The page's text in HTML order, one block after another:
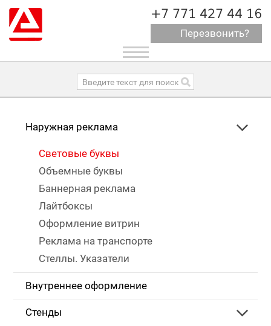
+7 771 427 44 16
Перезвонить?
Toggle
navigation
Наружная реклама
Световые буквы
Объемные буквы
Баннерная реклама
Лайтбоксы
Оформление витрин
Реклама на транспорте
Стеллы. Указатели
Внутреннее оформление
Стенды